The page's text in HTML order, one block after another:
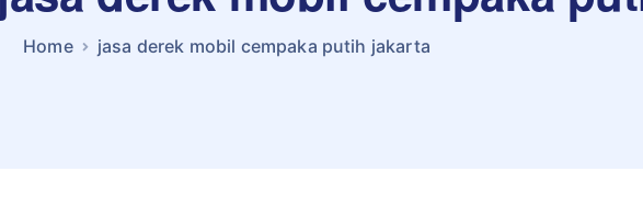
Home jasa derek mobil cempaka putih jakarta